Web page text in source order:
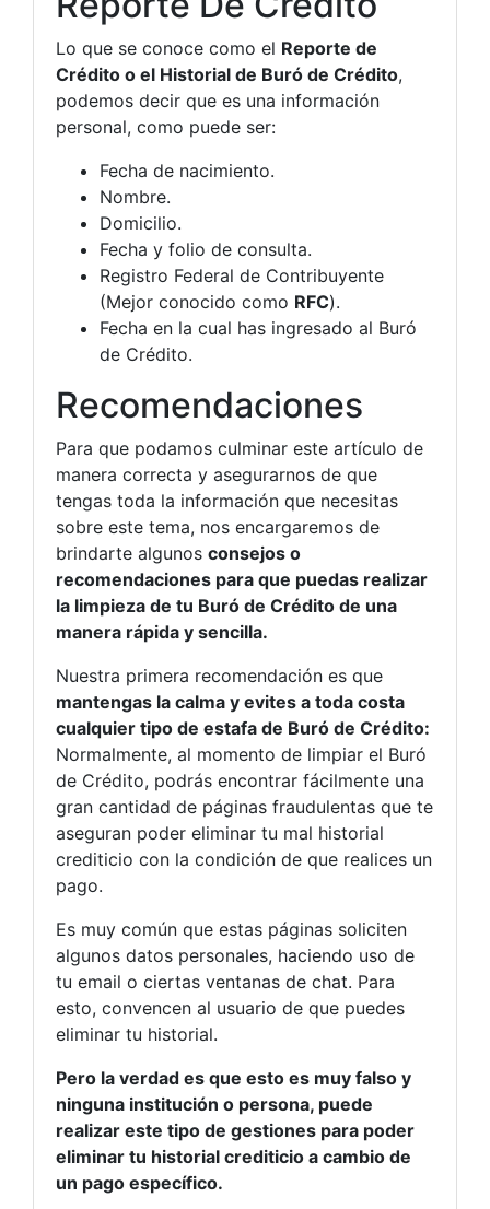
Lo que se conoce como el Reporte de
Crédito o el Historial de Buró de Crédito,
podemos decir que es una información
personal, como puede ser:
Fecha de nacimiento.
Nombre.
Domicilio.
Fecha y folio de consulta.
Registro Federal de Contribuyente
(Mejor conocido como RFC).
Fecha en la cual has ingresado al Buró
de Crédito.
Recomendaciones
Para que podamos culminar este artículo de
manera correcta y asegurarnos de que
tengas toda la información que necesitas
sobre este tema, nos encargaremos de
brindarte algunos consejos o
recomendaciones para que puedas realizar
la limpieza de tu Buró de Crédito de una
manera rápida y sencilla.
Nuestra primera recomendación es que
mantengas la calma y evites a toda costa
cualquier tipo de estafa de Buró de Crédito:
Normalmente, al momento de limpiar el Buró
de Crédito, podrás encontrar fácilmente una
gran cantidad de páginas fraudulentas que te
aseguran poder eliminar tu mal historial
crediticio con la condición de que realices un
pago.
Es muy común que estas páginas soliciten
algunos datos personales, haciendo uso de
tu email o ciertas ventanas de chat. Para
esto, convencen al usuario de que puedes
eliminar tu historial.
Pero la verdad es que esto es muy falso y
ninguna institución o persona, puede
realizar este tipo de gestiones para poder
eliminar tu historial crediticio a cambio de
un pago específico.